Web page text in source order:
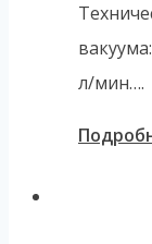
л/мин….